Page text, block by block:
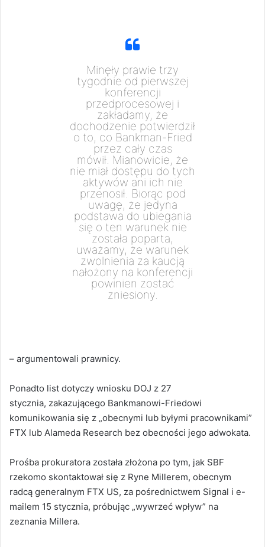
Minęły prawie trzy
tygodnie od pierwszej
konferencji
przedprocesowej i
zakładamy, że
dochodzenie potwierdził
o to, co Bankman-Fried
przez cały czas
mówił. Mianowicie, że
nie miał dostępu do tych
aktywów ani ich nie
przenosił. Biorąc pod
uwagę, że jedyna
podstawa do ubiegania
się o ten warunek nie
została poparta,
uważamy, że warunek
zwolnienia za kaucją
nałożony na konferencji
powinien zostać
zniesiony.
– argumentowali prawnicy.
Ponadto list dotyczy wniosku DOJ z 27
stycznia, zakazującego Bankmanowi-Friedowi
komunikowania się z „obecnymi lub byłymi pracownikami”
FTX lub Alameda Research bez obecności jego adwokata.
Prośba prokuratora została złożona po tym, jak SBF
rzekomo skontaktował się z Ryne Millerem, obecnym
radcą generalnym FTX US, za pośrednictwem Signal i e-
mailem 15 stycznia, próbując „wywrzeć wpływ” na
zeznania Millera.